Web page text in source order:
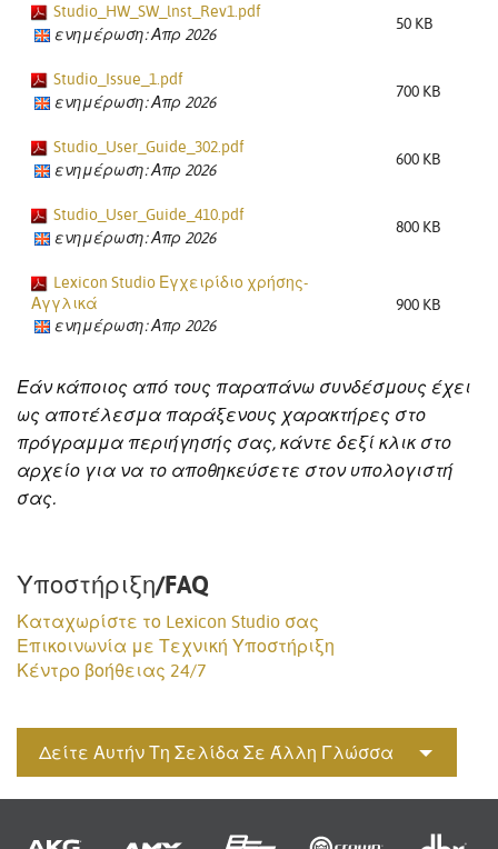
Studio_HW_SW_lnst_Rev1.pdf
ενημέρωση: Απρ 2026
50 KB
Studio_Issue_1.pdf
ενημέρωση: Απρ 2026
700 KB
Studio_User_Guide_302.pdf
ενημέρωση: Απρ 2026
600 KB
Studio_User_Guide_410.pdf
ενημέρωση: Απρ 2026
800 KB
Lexicon Studio Εγχειρίδιο χρήσης-
Αγγλικά
ενημέρωση: Απρ 2026
900 KB
Εάν κάποιος από τους παραπάνω συνδέσμους έχει
ως αποτέλεσμα παράξενους χαρακτήρες στο
πρόγραμμα περιήγησής σας, κάντε δεξί κλικ στο
αρχείο για να το αποθηκεύσετε στον υπολογιστή
σας.
Υποστήριξη/FAQ
Καταχωρίστε το Lexicon Studio σας
Επικοινωνία με Τεχνική Υποστήριξη
Κέντρο βοήθειας 24/7
Δείτε Αυτήν Τη Σελίδα Σε Άλλη Γλώσσα